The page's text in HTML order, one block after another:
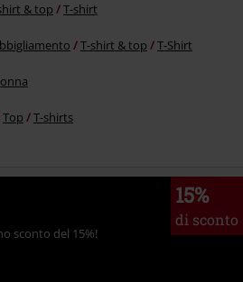
& top T-shirt
T-shirt & top T-Shirt
Top T-shirts
15%
di sconto
sconto del 15%!